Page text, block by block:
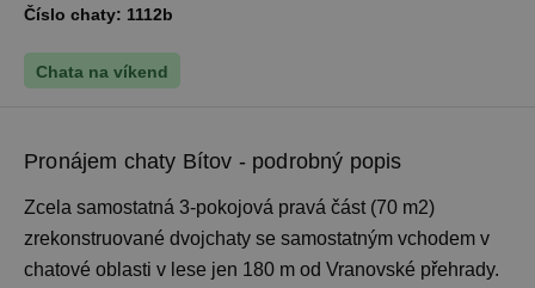
Číslo chaty: 1112b
Chata na víkend
Pronájem chaty Bítov - podrobný popis
Zcela samostatná 3-pokojová pravá část (70 m2)
zrekonstruované dvojchaty se samostatným vchodem v
chatové oblasti v lese jen 180 m od Vranovské přehrady.